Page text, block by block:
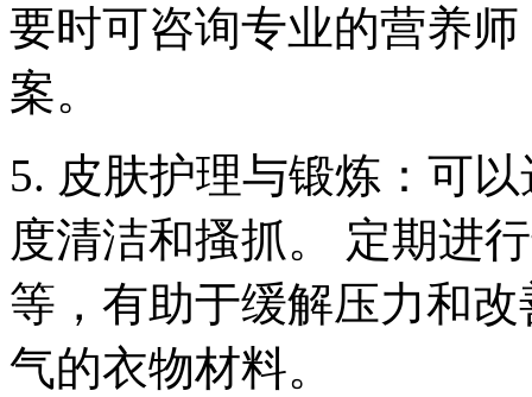
要时可咨询专业的营养
案。
5. 皮肤护理与锻炼：可
度清洁和搔抓。 定期进
等，有助于缓解压力和
气的衣物材料。